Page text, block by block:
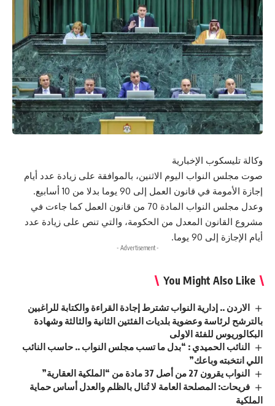
وكالة تليسكوب الإخبارية
صوت مجلس النواب اليوم الاثنين، بالموافقة على زيادة عدد أيام
إجازة الأمومة في قانون العمل إلى 90 يوما بدلا من 10 أسابيع.
وعدل مجلس النواب المادة 70 من قانون العمل كما جاءت في
مشروع القانون المعدل من الحكومة، والتي تنص على زيادة عدد
أيام الإجازة إلى 90 يوما.
- Advertisement -
You Might Also Like
الاردن .. إدارية النواب تشترط إجادة القراءة والكتابة للراغبين
بالترشح لرئاسة وعضوية بلديات الفئتين الثانية والثالثة وشهادة
البكالوريوس للفئة الاولى
النائب الحميدي : “بدل ما تسب مجلس النواب .. حاسب النائب
اللي انتخبته وباعك”
النواب يقرون 27 من أصل 37 مادة من “الملكية العقارية”
فريحات: المصلحة العامة لا تُنال بالظلم والعدل أساس حماية
الملكية